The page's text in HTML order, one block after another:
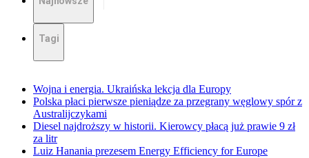
Tagi
Wojna i energia. Ukraińska lekcja dla Europy
Polska płaci pierwsze pieniądze za przegrany węglowy spór z
Australijczykami
Diesel najdroższy w historii. Kierowcy płacą już prawie 9 zł
za litr
Luiz Hanania prezesem Energy Efficiency for Europe